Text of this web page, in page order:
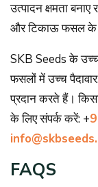
उत्पादन क्षमता
और टिकाऊ फसल के
SKB Seeds के उच्च
फसलों में उच्च
प्रदान करते हैं।
के लिए संपर्क करें: +
FAQS